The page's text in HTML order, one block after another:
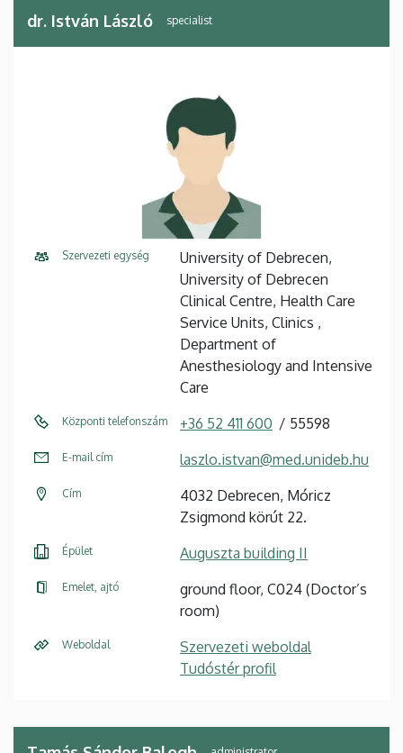
dr. István László specialist
Szervezeti egység
University of Debrecen,
University of Debrecen
Clinical Centre, Health Care
Service Units, Clinics ,
Department of
Anesthesiology and Intensive
Care
Központi telefonszám +36 52 411 600 55598
E-mail cím laszlo.istvan@med.unideb.hu
Cím
4032 Debrecen, Móricz
Zsigmond körút 22.
Épület Auguszta building II
Emelet, ajtó
ground floor, C024 (Doctor’s
room)
Weboldal
Szervezeti weboldal
Tudóstér profil